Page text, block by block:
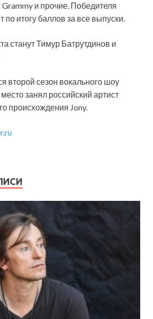
и прочие. Победителя
по итогу баллов за все выпуски.
станут Тимур Батрутдинов и
второй сезон вокального шоу
занял российский артист
происхождения Jony.